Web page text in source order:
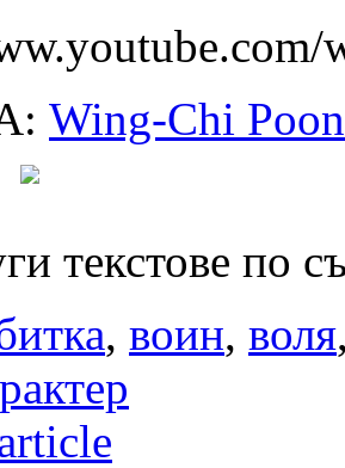
Wing-Chi Poon
текстове по
, воин, воля